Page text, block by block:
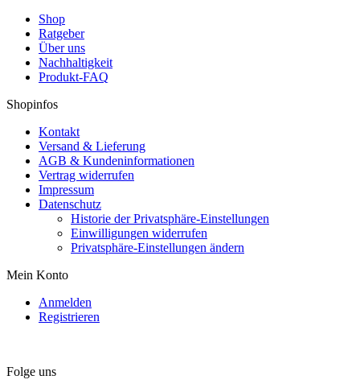
Shop
Ratgeber
Über uns
Nachhaltigkeit
Produkt-FAQ
Shopinfos
Kontakt
Versand & Lieferung
AGB & Kundeninformationen
Vertrag widerrufen
Impressum
Datenschutz
Historie der Privatsphäre-Einstellungen
Einwilligungen widerrufen
Privatsphäre-Einstellungen ändern
Mein Konto
Anmelden
Registrieren
Folge uns